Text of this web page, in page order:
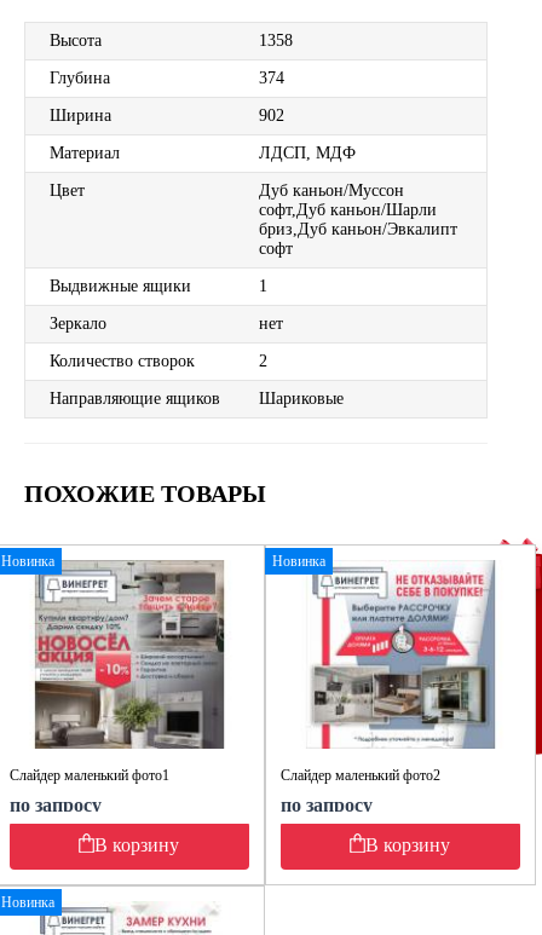
Высота 1358
Глубина 374
Ширина 902
Материал ЛДСП, МДФ
Цвет
Дуб каньон/Муссон
софт,Дуб каньон/Шарли
бриз,Дуб каньон/Эвкалипт
софт
Выдвижные ящики 1
Зеркало нет
Количество створок 2
Направляющие ящиков Шариковые
ПОХОЖИЕ ТОВАРЫ
Новинка
Слайдер маленький фото1
по запросу
В корзину
Новинка
Слайдер маленький фото2
по запросу
В корзину
Новинка